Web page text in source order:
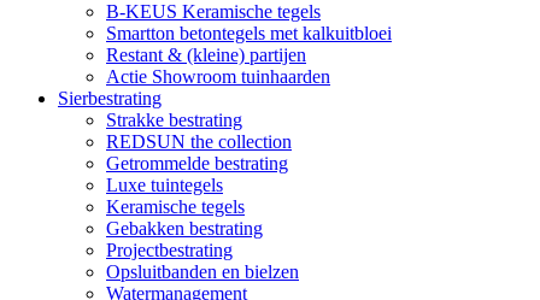
B-KEUS Keramische tegels
Smartton betontegels met kalkuitbloei
Restant & (kleine) partijen
Actie Showroom tuinhaarden
Sierbestrating
Strakke bestrating
REDSUN the collection
Getrommelde bestrating
Luxe tuintegels
Keramische tegels
Gebakken bestrating
Projectbestrating
Opsluitbanden en bielzen
Watermanagement